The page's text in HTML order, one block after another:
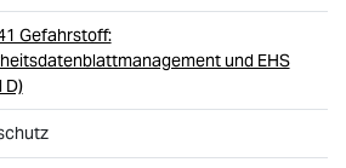
Gefahrstoff:
und EHS
D)